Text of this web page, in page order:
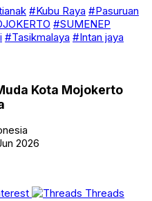
#Kubu Raya #Pasuruan
#SUMENEP
#Tasikmalaya #Intan jaya
Kota Mojokerto
2026
Threads